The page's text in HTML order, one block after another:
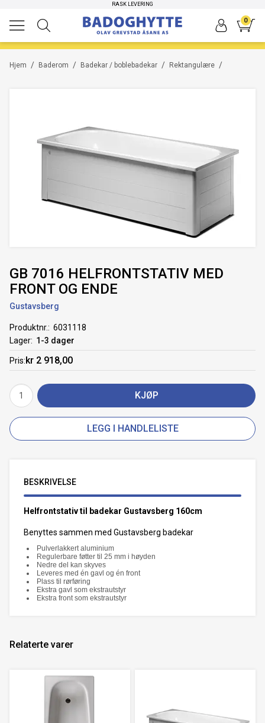
RASK LEVERING
HØYKVALITETS PRODUKTER
0
/
Hjem /
Baderom /
Badekar / boblebadekar /
Rektangulære
GB 7016 HELFRONTSTATIV MED
FRONT OG ENDE
Gustavsberg
Produktnr.
6031118
Lager
1-3 dager
Pris kr 2 918,00
KJØP
LEGG I HANDLELISTE
BESKRIVELSE
Helfrontstativ til badekar Gustavsberg 160cm
Benyttes sammen med Gustavsberg badekar
Pulverlakkert aluminium
Regulerbare føtter til 25 mm i høyden
Nedre del kan skyves
Leveres med én gavl og én front
Plass til rørføring
Ekstra gavl som ekstrautstyr
Ekstra front som ekstrautstyr
Relaterte varer